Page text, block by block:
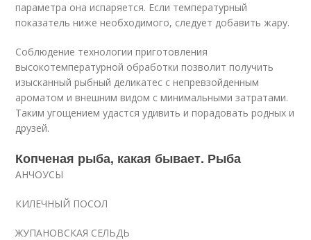
параметра она испаряется. Если температурный
показатель ниже необходимого, следует добавить жару.
Соблюдение технологии приготовления
высокотемпературной обработки позволит получить
изысканный рыбный деликатес с непревзойденным
ароматом и внешним видом с минимальными затратами.
Таким угощением удастся удивить и порадовать родных и
друзей.
Копченая рыба, какая бывает. Рыба
АНЧОУСЫ
КИЛЕЧНЫЙ ПОСОЛ
ЖУПАНОВСКАЯ СЕЛЬДЬ